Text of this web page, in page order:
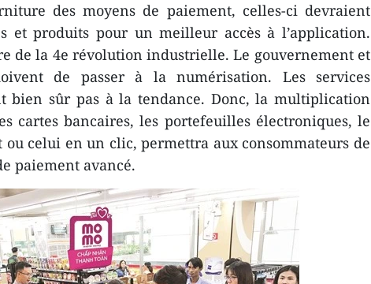
des moyens de paiement, celles-ci devraient
et produits pour un meilleur accès à l’application.
de la 4e révolution industrielle. Le gouvernement et
de passer à la numérisation. Les services
bien sûr pas à la tendance. Donc, la multiplication
cartes bancaires, les portefeuilles électroniques, le
ou celui en un clic, permettra aux consommateurs de
paiement avancé.